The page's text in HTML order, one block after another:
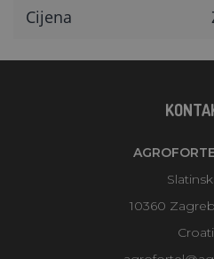
Cijena
10360